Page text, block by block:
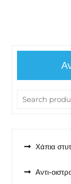
Χάπια
Αντι-